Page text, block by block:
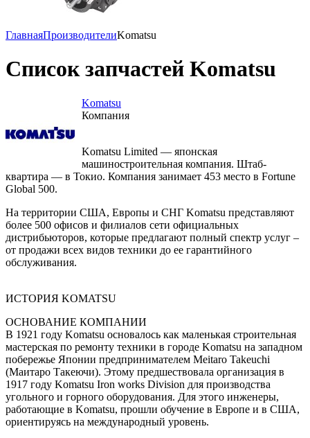
ГлавнаяПроизводителиKomatsu
Список запчастей Komatsu
Komatsu
Компания
Komatsu Limited — японская
машиностроительная компания. Штаб-
квартира — в Токио. Компания занимает 453 место в Fortune
Global 500.
На территории США, Европы и СНГ Komatsu представляют
более 500 офисов и филиалов сети официальных
дистрибьюторов, которые предлагают полный спектр услуг –
от продажи всех видов техники до ее гарантийного
обслуживания.
ИСТОРИЯ KOMATSU
ОСНОВАНИЕ КОМПАНИИ
В 1921 году Komatsu основалось как маленькая строительная
мастерская по ремонту техники в городе Komatsu на западном
побережье Японии предпринимателем Meitaro Takeuchi
(Маитаро Такеючи). Этому предшествовала организация в
1917 году Komatsu Iron works Division для производства
угольного и горного оборудования. Для этого инженеры,
работающие в Komatsu, прошли обучение в Европе и в США,
ориентируясь на международный уровень.